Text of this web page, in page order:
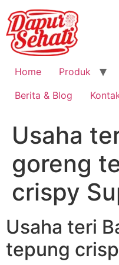
Home Produk
Berita & Blog
Usaha
goreng
crispy
Usaha teri
tepung